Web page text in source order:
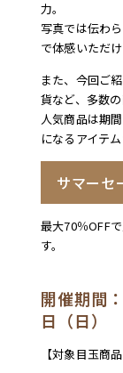
力。
写真では伝わ
で体感いただけ
また、今回ご
貨など、多数
人気商品は期
になるアイテ
サマーセ
最大70％OFF
す。
開催期間
日（日）
【対象目玉商品